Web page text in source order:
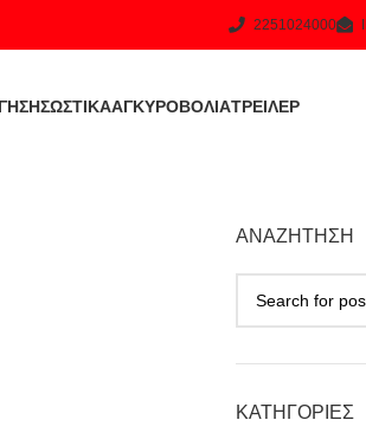
2251024000
ΣΩΣΤΙΚΑΑΓΚΥΡΟΒΟΛΙΑΤΡΕΙΛΕΡ
ΑΝΑΖΉΤΗΣΗ
ΚΑΤΗΓΟΡΊΕΣ